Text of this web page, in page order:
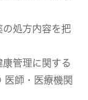
の処方内容を把
管理に関する
医師・医療機関